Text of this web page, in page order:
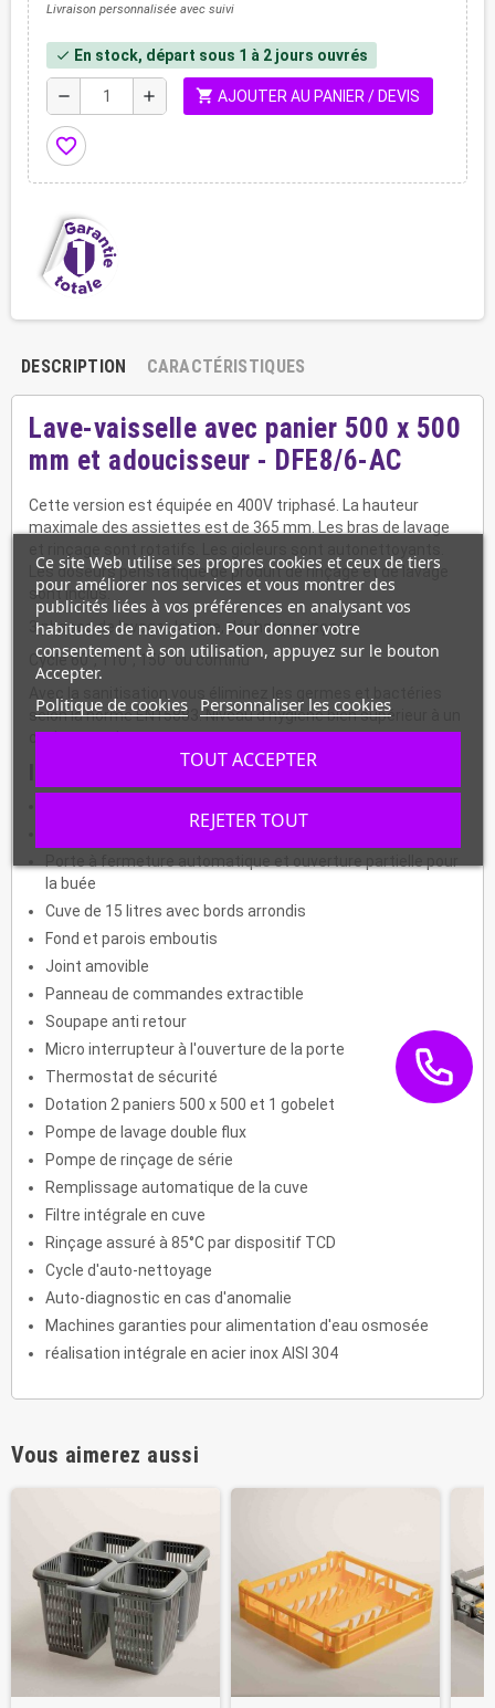
Livraison personnalisée avec suivi
check En stock, départ sous 1 à 2 jours ouvrés
remove add shopping_cart AJOUTER AU PANIER / DEVIS
favorite_border
DESCRIPTION CARACTÉRISTIQUES
Lave-vaisselle avec panier 500 x 500
mm et adoucisseur - DFE8/6-AC
Cette version est équipée en 400V triphasé. La hauteur
maximale des assiettes est de 365 mm. Les bras de lavage
Les doseurs péristatique de produit de rinçage et de lavage
sont inclus.
3 phases de lavage : lavage, décharge, rinçage
Cycle 60", 110", 150" ou continu
selon la norme EN15883. Niveau d'hygiène bien supérieur à un
cycle normal.
Affichage de température cuve et boiler
la buée
Cuve de 15 litres avec bords arrondis
Fond et parois emboutis
Joint amovible
Panneau de commandes extractible
Soupape anti retour
Micro interrupteur à l'ouverture de la porte
Thermostat de sécurité
Dotation 2 paniers 500 x 500 et 1 gobelet
Pompe de lavage double flux
Pompe de rinçage de série
Remplissage automatique de la cuve
Filtre intégrale en cuve
Rinçage assuré à 85°C par dispositif TCD
Cycle d'auto-nettoyage
Auto-diagnostic en cas d'anomalie
Machines garanties pour alimentation d'eau osmosée
réalisation intégrale en acier inox AISI 304
Vous aimerez aussi
Ce site Web utilise ses propres cookies et ceux de tiers
pour améliorer nos services et vous montrer des
publicités liées à vos préférences en analysant vos
habitudes de navigation. Pour donner votre
consentement à son utilisation, appuyez sur le bouton
Accepter.
Politique de cookies Personnaliser les cookies
REJETER TOUT
TOUT ACCEPTER